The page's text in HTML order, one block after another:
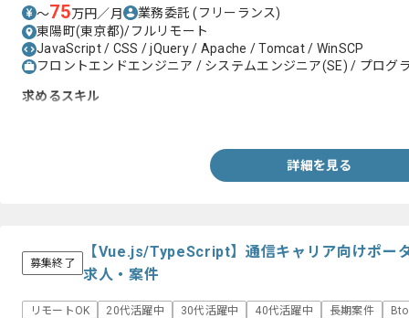
〜75万円／月 業務委託(フリーランス)
東陽町(東京都)/フルリモート
JavaScript / CSS / jQuery / Apache / Tomcat / WinSCP
フロントエンドエンジニア / システムエンジニア(SE) / プログ
求めるスキル
詳細を見る
募集終了
【Vue.js/TypeScript】通信キャリア向けポー
求人・案件
リモートOK 20代活躍中 30代活躍中 40代活躍中 長期案件